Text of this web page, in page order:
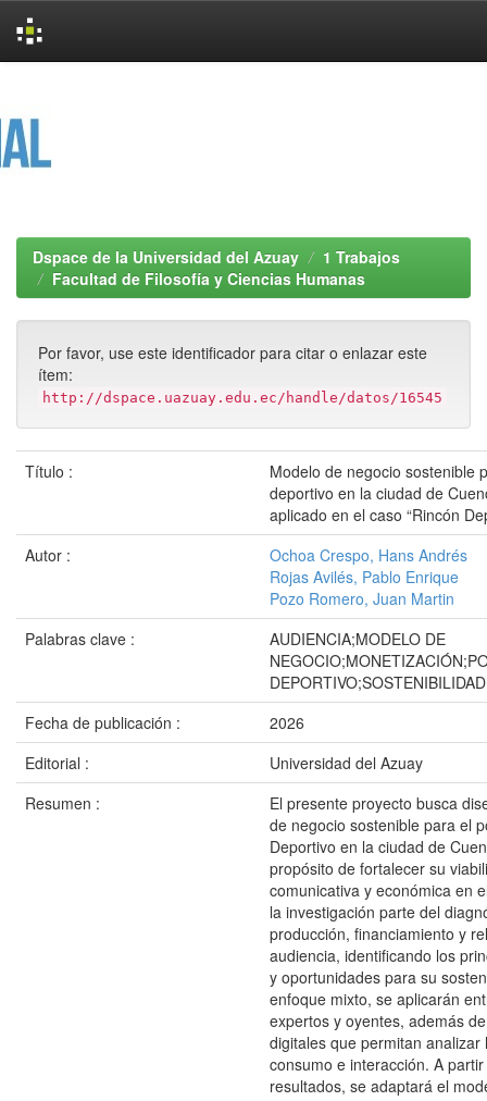
Dspace de la Universidad del Azuay
1 Trabajos
Facultad de Filosofía y Ciencias Humanas
Por favor, use este identificador para citar o enlazar este
ítem:
http://dspace.uazuay.edu.ec/handle/datos/16545
Título :
Modelo de negocio sostenible
deportivo en la ciudad de
aplicado en el caso “Rincón
Autor :
Ochoa Crespo, Hans Andrés
Rojas Avilés, Pablo Enrique
Pozo Romero, Juan Martin
Palabras clave :
AUDIENCIA;MODELO DE
DEPORTIVO;SOSTENIBILIDAD
Fecha de publicación :
2026
Editorial :
Universidad del Azuay
Resumen :
El presente proyecto busca
de negocio sostenible para el
Deportivo en la ciudad de
propósito de fortalecer su
comunicativa y económica en
la investigación parte del
producción, financiamiento y
audiencia, identificando los
y oportunidades para su
enfoque mixto, se aplicarán
expertos y oyentes, además
digitales que permitan analizar
consumo e interacción. A
resultados, se adaptará el